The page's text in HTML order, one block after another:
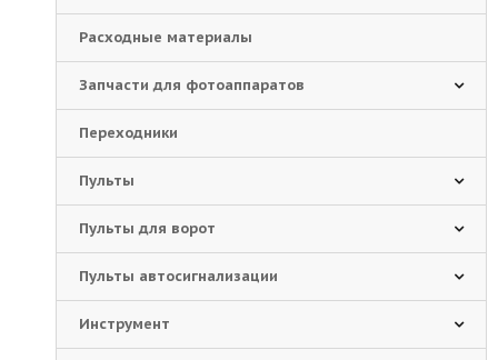
Расходные материалы
Запчасти для фотоаппаратов
Переходники
Пульты
Пульты для ворот
Пульты автосигнализации
Инструмент